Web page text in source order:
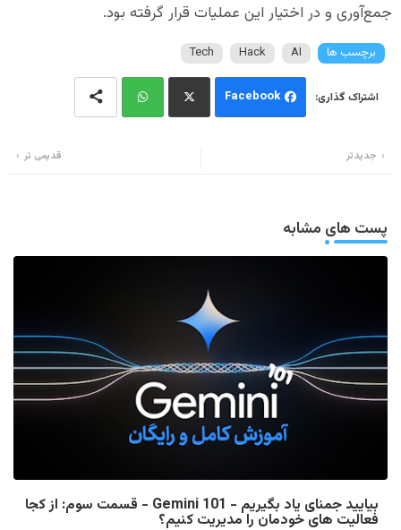
جمع‌آوری و در اختیار این عملیات قرار گرفته بود.
برچسب ها AI
Hack
Tech
Facebook
جدیدتر قدیمی تر
پست های مشابه
بیایید جمنای یاد بگیریم - Gemini 101 - قسمت سوم: از کجا
فعالیت های خودمان را مدیریت کنیم؟